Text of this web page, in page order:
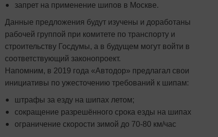
запрет на применение шипов в Москве.
Данные предложения будут изучены и доработаны
рабочей группой при комитете по транспорту и
строительству Госдумы, а в будущем могут войти в
соответствующий законопроект.
Напомним, в 2019 года «Автодор» предлагал свои
инициативы по ужесточению требований к шипам:
штрафы за езду на шипах летом;
сокращение разрешённого срока езды на шипах
ограничение скорости зимой до 70-80 км/час